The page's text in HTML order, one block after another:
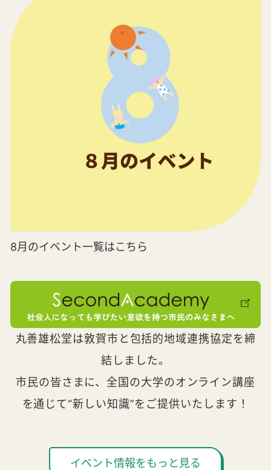
8月のイベント一覧はこちら
丸善雄松堂は敦賀市と包括的地域連携協定を締
結しました。
市民の皆さまに、全国の大学のオンライン講座
を通じて“新しい知識”をご提供いたします！
イベント情報をもっと見る